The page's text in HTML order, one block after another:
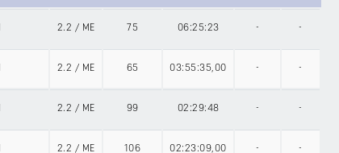
2.2 / ME 75 06:25:23 - -
2.2 / ME 65 03:55:35,00 - -
2.2 / ME 99 02:29:48 - -
2.2 / ME 106 02:23:09,00 - -